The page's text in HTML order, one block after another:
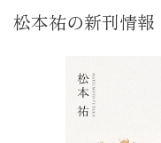
松本祐の新刊情報